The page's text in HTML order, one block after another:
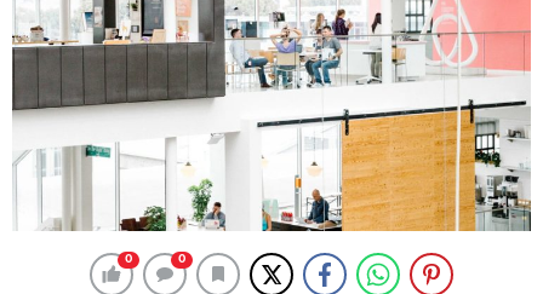
0 0